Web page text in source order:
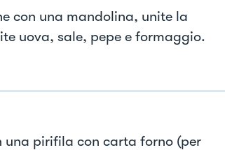
con una mandolina, unite la
uova, sale, pepe e formaggio.
una pirifila con carta forno (per